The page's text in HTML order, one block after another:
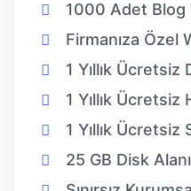
1000 Adet Blog
Firmanıza Özel
1 Yıllık Ücretsiz
1 Yıllık Ücretsiz
1 Yıllık Ücretsiz
25 GB Disk Alanı